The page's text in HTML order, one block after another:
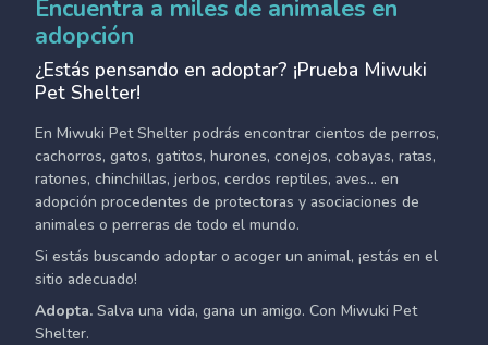
Encuentra a miles de animales en
adopción
¿Estás pensando en adoptar? ¡Prueba Miwuki
Pet Shelter!
En Miwuki Pet Shelter podrás encontrar cientos de perros,
cachorros, gatos, gatitos, hurones, conejos, cobayas, ratas,
ratones, chinchillas, jerbos, cerdos reptiles, aves... en
adopción procedentes de protectoras y asociaciones de
animales o perreras de todo el mundo.
Si estás buscando adoptar o acoger un animal, ¡estás en el
sitio adecuado!
Adopta. Salva una vida, gana un amigo. Con Miwuki Pet
Shelter.